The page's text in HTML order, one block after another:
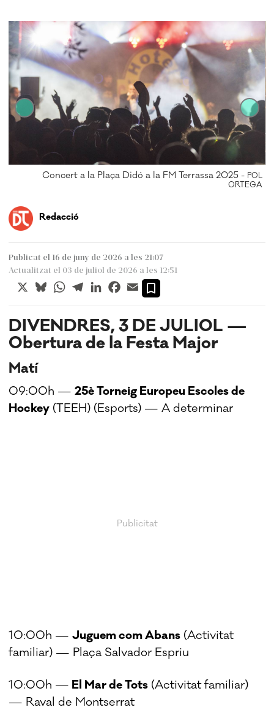
Concert a la Plaça Didó a la FM Terrassa 2025 - POL
ORTEGA
Redacció
Publicat el 16 de juny de 2026 a les 21:07
Actualitzat el 03 de juliol de 2026 a les 12:51
X BlueskyWhatsApp
TelegramLinkedInFacebook
Email
DIVENDRES, 3 DE JULIOL —
Obertura de la Festa Major
Matí
09:00h —25è Torneig Europeu Escoles de
Hockey (TEEH) (Esports) — A determinar
10:00h —Juguem com Abans (Activitat
familiar) — Plaça Salvador Espriu
10:00h — El Mar de Tots (Activitat familiar)
— Raval de Montserrat